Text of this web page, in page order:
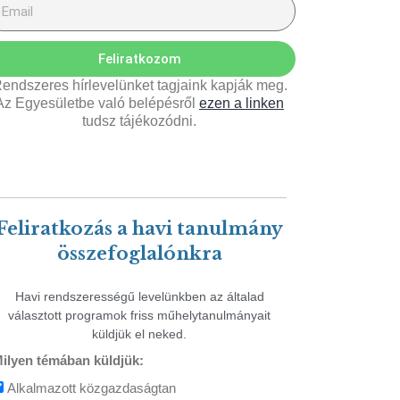
Feliratkozom
hírlevelünket tagjaink kapják meg.
Egyesületbe való belépésről ezen a linken
tudsz tájékozódni.
a havi tanulmány
összefoglalónkra
Havi rendszerességű levelünkben az általad
választott programok friss műhelytanulmányait
küldjük el neked.
témában küldjük:
Alkalmazott közgazdaságtan